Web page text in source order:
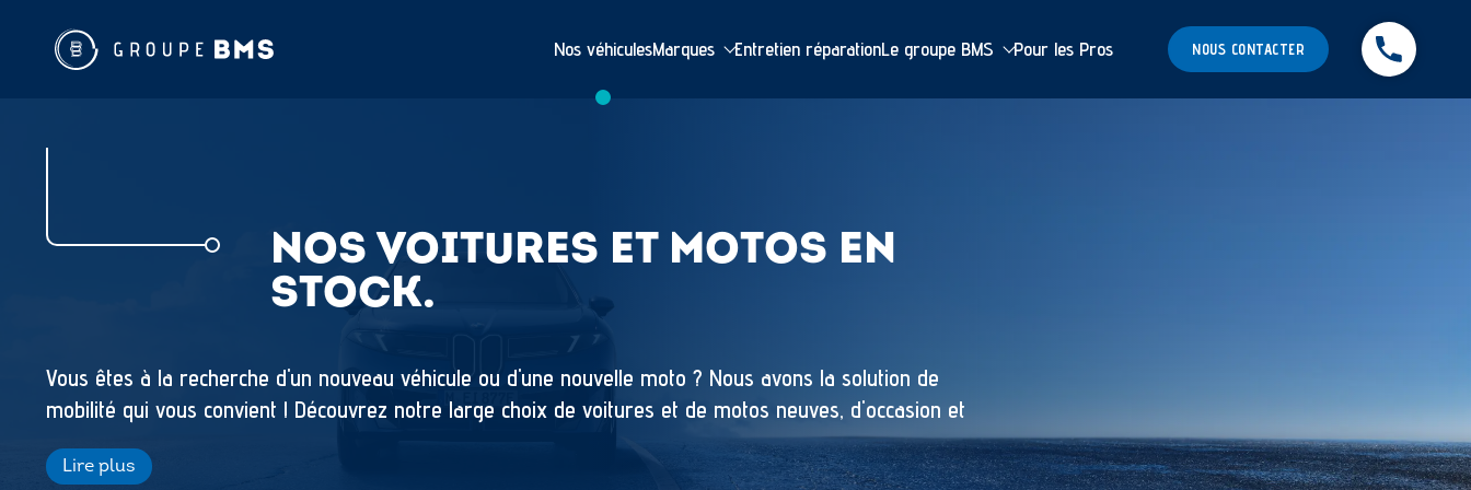
Nos véhiculesMarques Entretien réparationLe groupe BMS Pour les Pros NOUS CONTACTER
NOS VOITURES ET MOTOS EN
STOCK.
Vous êtes à la recherche d'un nouveau véhicule ou d'une nouvelle moto ? Nous avons la solution de
mobilité qui vous convient ! Découvrez notre large choix de voitures et de motos neuves, d'occasion et
de direction disponibles immédiatement. Ce sont plus de 500 véhicules qui vous attendent dans les
concessions du Groupe BMS ou en livraison à domicile dans toute la France.
Lire plus